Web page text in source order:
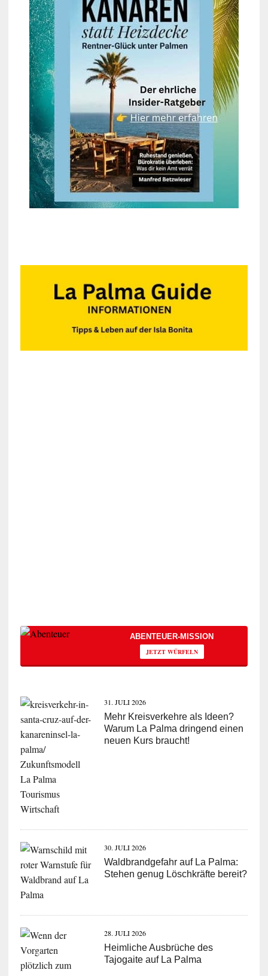
ABENTEUER-MISSION
JETZT WÜRFELN
31. JULI 2026
Mehr Kreisverkehre als Ideen?
Warum La Palma dringend einen
neuen Kurs braucht!
30. JULI 2026
Waldbrandgefahr auf La Palma:
Stehen genug Löschkräfte bereit?
28. JULI 2026
Heimliche Ausbrüche des
Tajogaite auf La Palma